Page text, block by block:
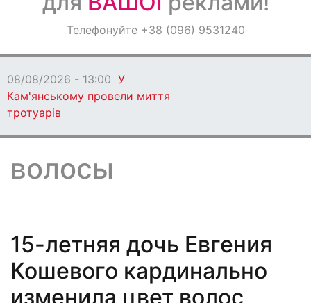
ОголошенняТелефонуйте +38 (096) 9531240
08/08/2026 - 12:00 Ветеранів Кам’янського
запрошують взяти участь у регаті в Дніпрі
волосы
15-летняя дочь Евгения
Кошевого кардинально
изменила цвет волос